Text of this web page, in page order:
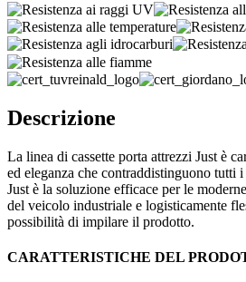
Descrizione
La linea di cassette porta attrezzi Just è
ed eleganza che contraddistinguono tutti
Just è la soluzione efficace per le
del veicolo industriale e logisticamente
possibilità di impilare il prodotto.
CARATTERISTICHE DEL